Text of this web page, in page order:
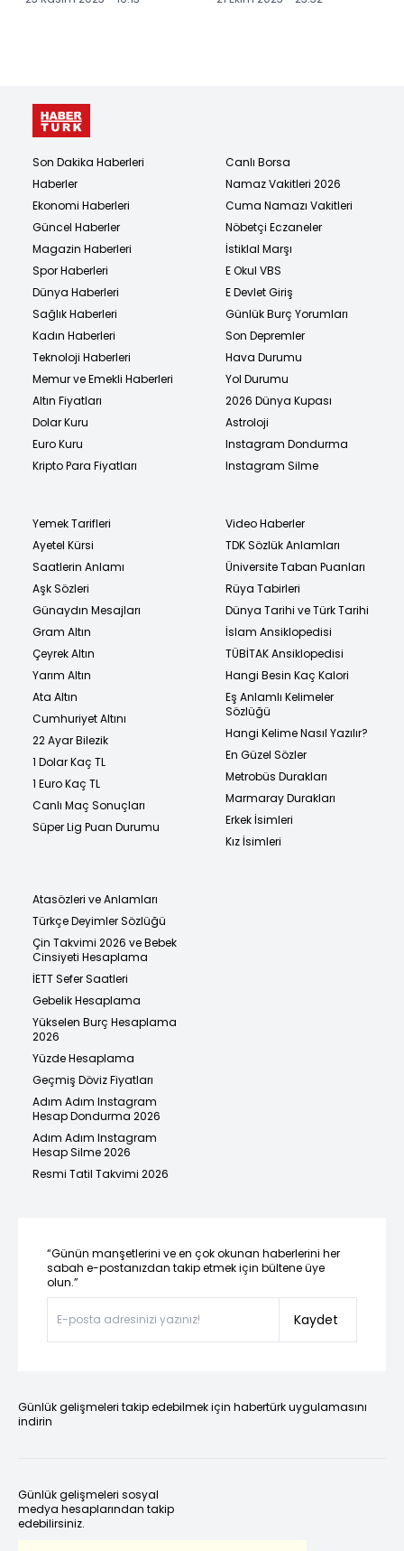
Son Dakika Haberleri
Haberler
Ekonomi Haberleri
Güncel Haberler
Magazin Haberleri
Spor Haberleri
Dünya Haberleri
Sağlık Haberleri
Kadın Haberleri
Teknoloji Haberleri
Memur ve Emekli Haberleri
Altın Fiyatları
Dolar Kuru
Euro Kuru
Kripto Para Fiyatları
Canlı Borsa
Namaz Vakitleri 2026
Cuma Namazı Vakitleri
Nöbetçi Eczaneler
İstiklal Marşı
E Okul VBS
E Devlet Giriş
Günlük Burç Yorumları
Son Depremler
Hava Durumu
Yol Durumu
2026 Dünya Kupası
Astroloji
Instagram Dondurma
Instagram Silme
Yemek Tarifleri
Ayetel Kürsi
Saatlerin Anlamı
Aşk Sözleri
Günaydın Mesajları
Gram Altın
Çeyrek Altın
Yarım Altın
Ata Altın
Cumhuriyet Altını
22 Ayar Bilezik
1 Dolar Kaç TL
1 Euro Kaç TL
Canlı Maç Sonuçları
Süper Lig Puan Durumu
Video Haberler
TDK Sözlük Anlamları
Üniversite Taban Puanları
Rüya Tabirleri
Dünya Tarihi ve Türk Tarihi
İslam Ansiklopedisi
TÜBİTAK Ansiklopedisi
Hangi Besin Kaç Kalori
Eş Anlamlı Kelimeler
Sözlüğü
Hangi Kelime Nasıl Yazılır?
En Güzel Sözler
Metrobüs Durakları
Marmaray Durakları
Erkek İsimleri
Kız İsimleri
Atasözleri ve Anlamları
Türkçe Deyimler Sözlüğü
Çin Takvimi 2026 ve Bebek
Cinsiyeti Hesaplama
İETT Sefer Saatleri
Gebelik Hesaplama
Yükselen Burç Hesaplama
2026
Yüzde Hesaplama
Geçmiş Döviz Fiyatları
Adım Adım Instagram
Hesap Dondurma 2026
Adım Adım Instagram
Hesap Silme 2026
Resmi Tatil Takvimi 2026
“Günün manşetlerini ve en çok okunan haberlerini her
sabah e-postanızdan takip etmek için bültene üye
olun.”
Kaydet
Günlük gelişmeleri takip edebilmek için habertürk uygulamasını
indirin
Günlük gelişmeleri sosyal
medya hesaplarından takip
edebilirsiniz.